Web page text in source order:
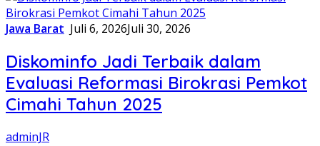
Jawa Barat Juli 6, 2026Juli 30, 2026
Diskominfo Jadi Terbaik dalam
Evaluasi Reformasi Birokrasi Pemkot
Cimahi Tahun 2025
adminJR